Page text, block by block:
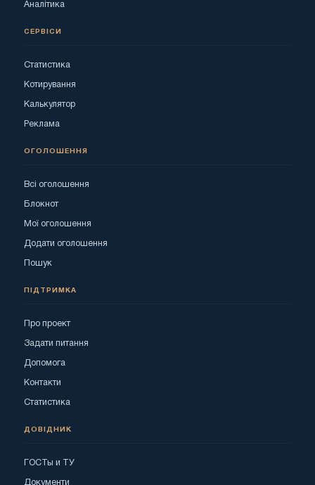
Аналітика
СЕРВІСИ
Статистика
Котирування
Калькулятор
Реклама
ОГОЛОШЕННЯ
Всі оголошення
Блокнот
Мої оголошення
Додати оголошення
Пошук
ПІДТРИМКА
Про проект
Задати питання
Допомога
Контакти
Статистика
ДОВІДНИК
ГОСТы и ТУ
Документи